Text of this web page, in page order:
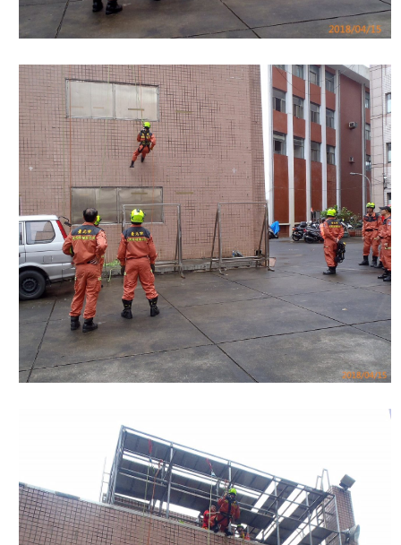
區
弊
者
保
護
專
區
個
人
資
料
保
護
專
區
化
專
區